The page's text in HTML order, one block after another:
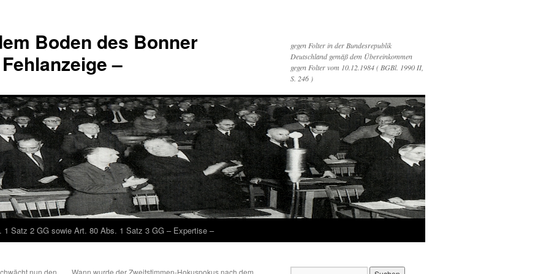
Boden des Bonner
–
gegen Folter in der Bundesrepublik
Deutschland gemäß dem Übereinkommen
gegen Folter vom 10.12.1984 ( BGBl. 1990 II,
S. 246 )
1 Satz 2 GG sowie Art. 80 Abs. 1 Satz 3 GG – Expertise –
nun den
Wann wurde der Zweitstimmen-Hokuspokus nach dem